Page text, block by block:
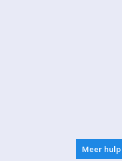
Meer